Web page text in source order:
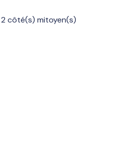
2 côté(s) mitoyen(s)